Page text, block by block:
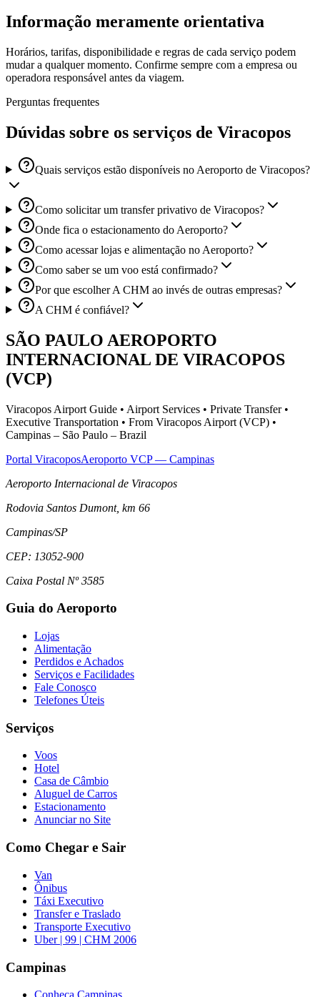
Informação meramente orientativa
Horários, tarifas, disponibilidade e regras de cada serviço podem
mudar a qualquer momento. Confirme sempre com a empresa ou
operadora responsável antes da viagem.
Perguntas frequentes
Dúvidas sobre os serviços de Viracopos
Quais serviços estão disponíveis no Aeroporto de Viracopos?
Como solicitar um transfer privativo de Viracopos?
Onde fica o estacionamento do Aeroporto?
Como acessar lojas e alimentação no Aeroporto?
Como saber se um voo está confirmado?
Por que escolher A CHM ao invés de outras empresas?
A CHM é confiável?
SÃO PAULO AEROPORTO
INTERNACIONAL DE VIRACOPOS
(VCP)
Viracopos Airport Guide • Airport Services • Private Transfer •
Executive Transportation • From Viracopos Airport (VCP) •
Campinas – São Paulo – Brazil
Portal ViracoposAeroporto VCP — Campinas
Aeroporto Internacional de Viracopos
Rodovia Santos Dumont, km 66
Campinas/SP
CEP: 13052-900
Caixa Postal Nº 3585
Guia do Aeroporto
Lojas
Alimentação
Perdidos e Achados
Serviços e Facilidades
Fale Conosco
Telefones Úteis
Serviços
Voos
Hotel
Casa de Câmbio
Aluguel de Carros
Estacionamento
Anunciar no Site
Como Chegar e Sair
Van
Ônibus
Táxi Executivo
Transfer e Traslado
Transporte Executivo
Uber | 99 | CHM 2006
Campinas